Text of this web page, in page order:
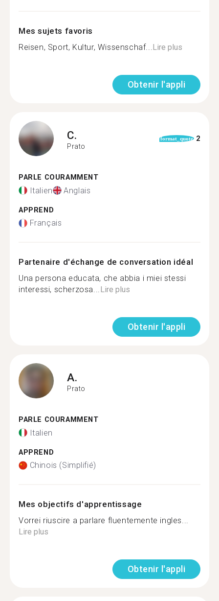
Mes sujets favoris
Reisen, Sport, Kultur, Wissenschaf...Lire plus
Obtenir l'appli
C.
Prato
format_quote 2
PARLE COURAMMENT
Italien Anglais
APPREND
Français
Partenaire d'échange de conversation idéal
Una persona educata, che abbia i miei stessi
interessi, scherzosa...Lire plus
Obtenir l'appli
A.
Prato
PARLE COURAMMENT
Italien
APPREND
Chinois (Simplifié)
Mes objectifs d'apprentissage
Vorrei riuscire a parlare fluentemente ingles...
Lire plus
Obtenir l'appli